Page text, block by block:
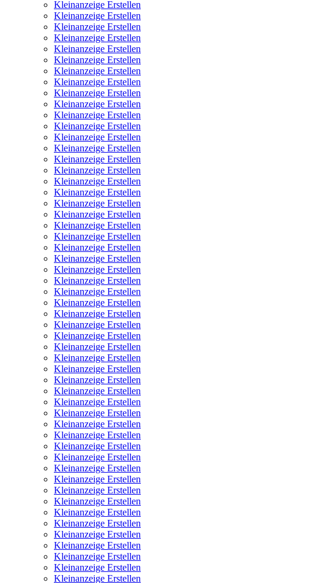
Kleinanzeige Erstellen
Kleinanzeige Erstellen
Kleinanzeige Erstellen
Kleinanzeige Erstellen
Kleinanzeige Erstellen
Kleinanzeige Erstellen
Kleinanzeige Erstellen
Kleinanzeige Erstellen
Kleinanzeige Erstellen
Kleinanzeige Erstellen
Kleinanzeige Erstellen
Kleinanzeige Erstellen
Kleinanzeige Erstellen
Kleinanzeige Erstellen
Kleinanzeige Erstellen
Kleinanzeige Erstellen
Kleinanzeige Erstellen
Kleinanzeige Erstellen
Kleinanzeige Erstellen
Kleinanzeige Erstellen
Kleinanzeige Erstellen
Kleinanzeige Erstellen
Kleinanzeige Erstellen
Kleinanzeige Erstellen
Kleinanzeige Erstellen
Kleinanzeige Erstellen
Kleinanzeige Erstellen
Kleinanzeige Erstellen
Kleinanzeige Erstellen
Kleinanzeige Erstellen
Kleinanzeige Erstellen
Kleinanzeige Erstellen
Kleinanzeige Erstellen
Kleinanzeige Erstellen
Kleinanzeige Erstellen
Kleinanzeige Erstellen
Kleinanzeige Erstellen
Kleinanzeige Erstellen
Kleinanzeige Erstellen
Kleinanzeige Erstellen
Kleinanzeige Erstellen
Kleinanzeige Erstellen
Kleinanzeige Erstellen
Kleinanzeige Erstellen
Kleinanzeige Erstellen
Kleinanzeige Erstellen
Kleinanzeige Erstellen
Kleinanzeige Erstellen
Kleinanzeige Erstellen
Kleinanzeige Erstellen
Kleinanzeige Erstellen
Kleinanzeige Erstellen
Kleinanzeige Erstellen